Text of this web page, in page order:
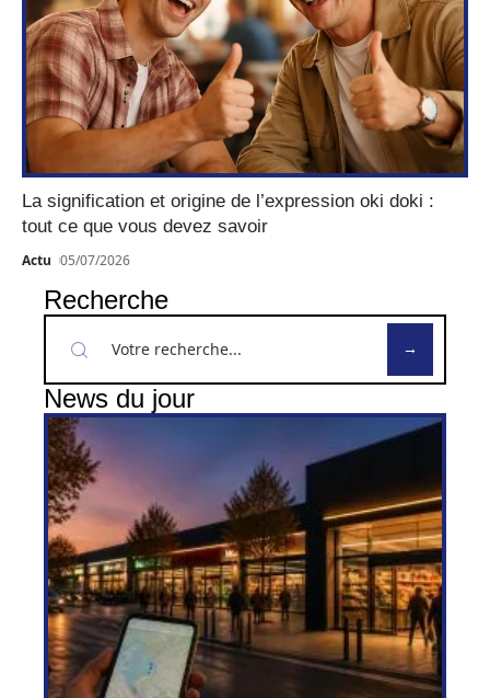
La signification et origine de l’expression oki doki :
tout ce que vous devez savoir
Actu 05/07/2026
Recherche
News du jour